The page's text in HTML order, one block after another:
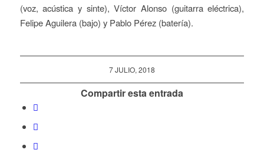
(voz, acústica y sinte), Víctor Alonso (guitarra eléctrica),
Felipe Aguilera (bajo) y Pablo Pérez (batería).
7 JULIO, 2018
Compartir esta entrada